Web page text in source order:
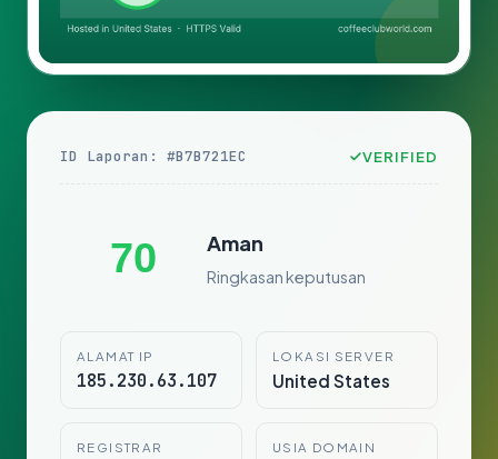
ID Laporan: #B7B721EC VERIFIED
70 Aman
Ringkasan keputusan
ALAMAT IP
185.230.63.107
LOKASI SERVER
United States
REGISTRAR USIA DOMAIN